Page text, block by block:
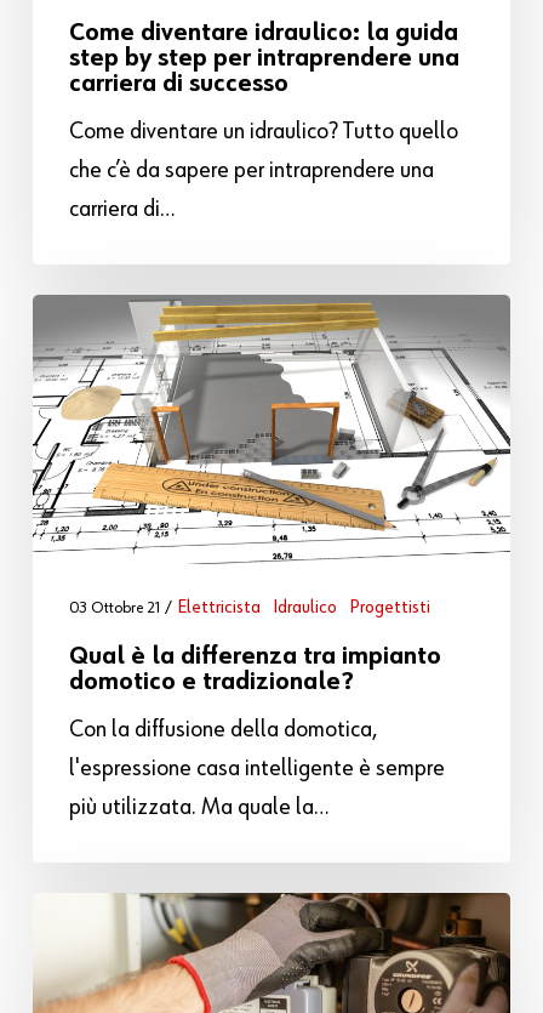
Come diventare idraulico: la guida
step by step per intraprendere una
carriera di successo
Come diventare un idraulico? Tutto quello
che c’è da sapere per intraprendere una
carriera di…
03 Ottobre 21 Elettricista Idraulico Progettisti
Qual è la differenza tra impianto
domotico e tradizionale?
Con la diffusione della domotica,
l'espressione casa intelligente è sempre
più utilizzata. Ma quale la…